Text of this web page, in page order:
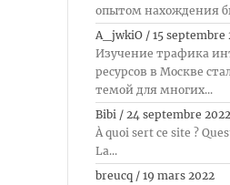
опытом нахождения
A_jwkiO / 15 septembre
Изучение трафика
ресурсов в Москве
темой для многих...
Bibi / 24 septembre 2022
À quoi sert ce site ?
La...
breucq / 19 mars 2022